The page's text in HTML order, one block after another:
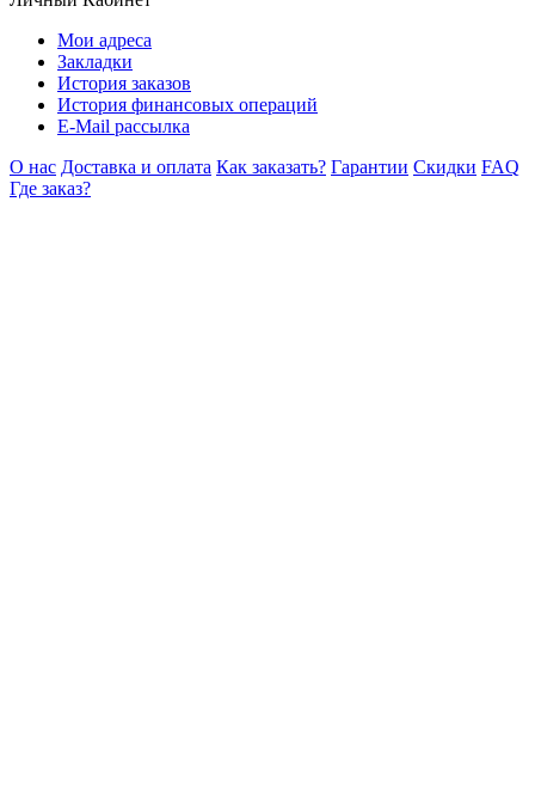
Мои адреса
Закладки
История заказов
История финансовых операций
E-Mail рассылка
О нас Доставка и оплата Как заказать? Гарантии Скидки FAQ
Где заказ?